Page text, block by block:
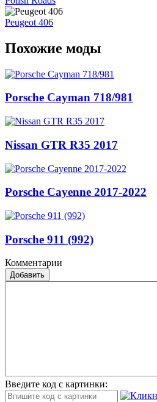
Peugeot 406
Похожие моды
Porsche Cayman 718/981
Nissan GTR R35 2017
Porsche Cayenne 2017-2022
Porsche 911 (992)
Комментарии
Добавить
Введите код с картинки: